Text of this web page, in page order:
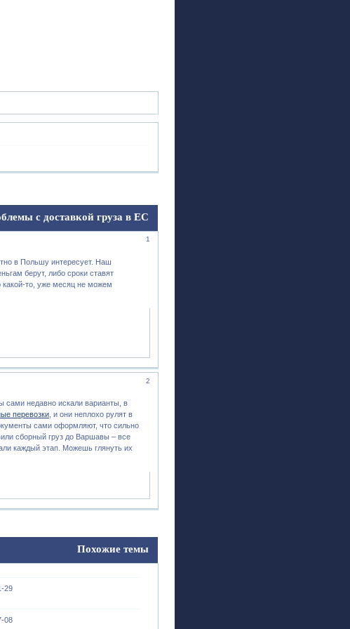
с доставкой груза в ЕС
1
в Польшу интересует. Наш
берут, либо сроки ставят
какой-то, уже месяц не можем
2
сами недавно искали варианты, в
перевозки , и они неплохо рулят в
сами оформляют, что сильно
сборный груз до Варшавы – все
каждый этап. Можешь глянуть их
Похожие темы
29
08